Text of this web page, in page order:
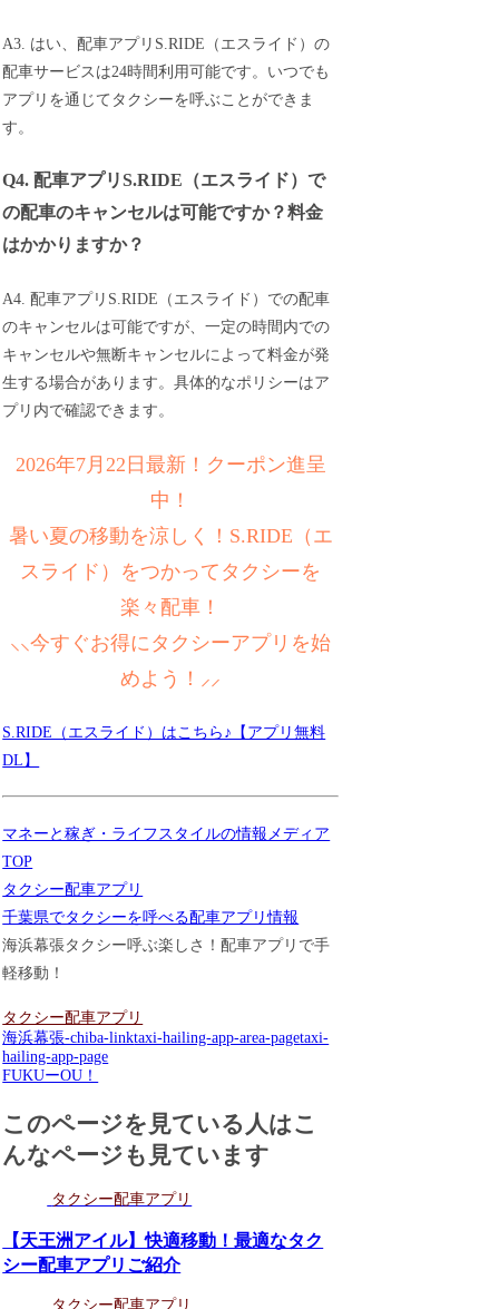
A3. はい、配車アプリS.RIDE（エスライド）の
配車サービスは24時間利用可能です。いつでも
アプリを通じてタクシーを呼ぶことができま
す。
Q4. 配車アプリS.RIDE（エスライド）で
の配車のキャンセルは可能ですか？料金
はかかりますか？
A4. 配車アプリS.RIDE（エスライド）での配車
のキャンセルは可能ですが、一定の時間内での
キャンセルや無断キャンセルによって料金が発
生する場合があります。具体的なポリシーはア
プリ内で確認できます。
2026年7月22日最新！クーポン進呈
中！
暑い夏の移動を涼しく！S.RIDE（エ
スライド）をつかってタクシーを
楽々配車！
⸜⸜今すぐお得にタクシーアプリを始
めよう！⸝⸝
S.RIDE（エスライド）はこちら♪【アプリ無料
DL】
マネーと稼ぎ・ライフスタイルの情報メディア
TOP
タクシー配車アプリ
千葉県でタクシーを呼べる配車アプリ情報
海浜幕張タクシー呼ぶ楽しさ！配車アプリで手
軽移動！
タクシー配車アプリ
海浜幕張-chiba-linktaxi-hailing-app-area-pagetaxi-
hailing-app-page
FUKUーOU！
このページを見ている人はこ
んなページも見ています
タクシー配車アプリ
【天王洲アイル】快適移動！最適なタク
シー配車アプリご紹介
タクシー配車アプリ